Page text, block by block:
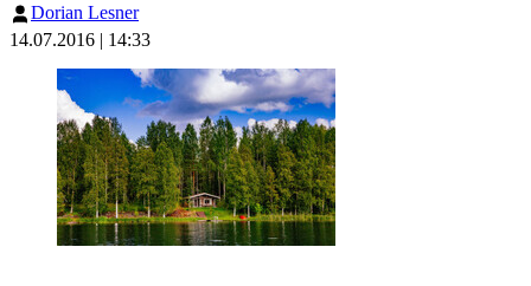
Dorian Lesner
14.07.2016 | 14:33